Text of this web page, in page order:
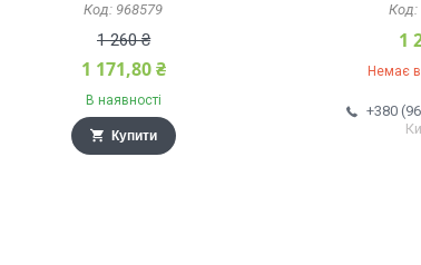
968579
1 260 ₴
1 171,80 ₴
В наявності
Купити
1
Немає в
+380